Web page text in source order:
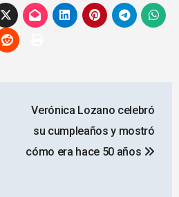
Verónica Lozano celebró
su cumpleaños y mostró
cómo era hace 50 años